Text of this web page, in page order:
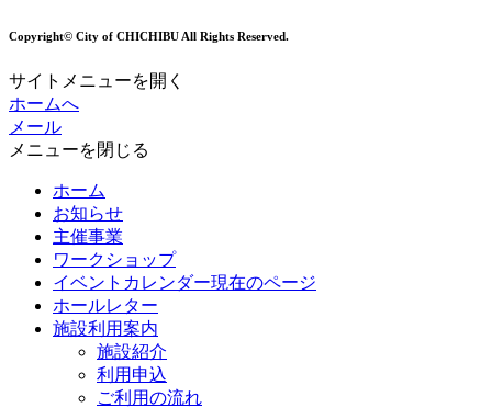
Copyright© City of CHICHIBU All Rights Reserved.
サイトメニューを開く
ホームへ
メール
メニューを閉じる
ホーム
お知らせ
主催事業
ワークショップ
イベントカレンダー現在のページ
ホールレター
施設利用案内
施設紹介
利用申込
ご利用の流れ